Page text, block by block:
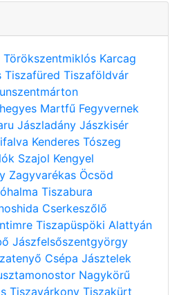
Törökszentmiklós Karcag
Tiszafüred Tiszaföldvár
Martfű Fegyvernek
Jászladány Jászkisér
Kenderes Tószeg
Szajol Kengyel
Zagyvarékas Öcsöd
Tiszabura
Cserkeszőlő
Tiszapüspöki Alattyán
Jászfelsőszentgyörgy
Csépa Jásztelek
Nagykörű
Tiszavárkony Tiszakürt